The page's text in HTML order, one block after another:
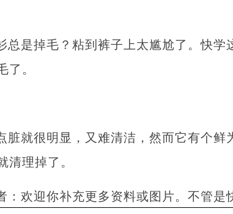
总是掉毛？粘到裤子上太尴尬了。快学
。
脏就很明显，又难清洁，然而它有个鲜
理掉了。
：欢迎你补充更多资料或图片。不管是